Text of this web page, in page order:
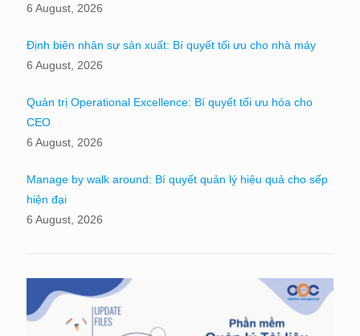
6 August, 2026
Định biên nhân sự sản xuất: Bí quyết tối ưu cho nhà máy
6 August, 2026
Quản trị Operational Excellence: Bí quyết tối ưu hóa cho
CEO
6 August, 2026
Manage by walk around: Bí quyết quản lý hiệu quả cho sếp
hiện đại
6 August, 2026